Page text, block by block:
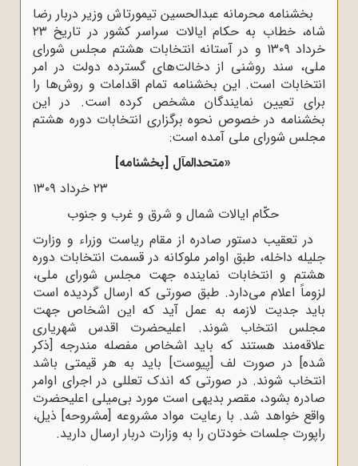
بخشنامه محرمانه عبدالحسین تیمورتاش وزیر دربار رضا
شاه، خطاب به حکام ایالات سراسر کشور در تاریخ ۲۳
خرداد ۱۳۰۹ و در آستانه انتخابات هشتم مجلس شورای
ملی، سند روشنی از دخالت‌های گسترده دولت در امر
انتخابات است. این بخشنامه تمام اقدامات و روش‌ها را
برای تعیین نمایندگان مشخص کرده است. در این
بخشنامه در خصوص نحوه برگزاری انتخابات دوره هشتم
مجلس شورای ملی آمده است:
«متحدالمآل [بخشنامه]
۲۳ خرداد ۱۳۰۹
حکّام ایالات شمال و شرق و غرب و جنوب
در تعقیب دستور صادره از مقام ریاست وزراء و وزارت
جلیله داخله، طبق اوامر ملوکانه در قسمت انتخابات دوره
هشتم و انتخابات نماینده جهت مجلس شورای ملی،
لزوماً اعلام می‌دارد. طبق صورتی که ارسال گردیده است
باید جدیت لازمه به عمل آید که این اشخاص جهت
مجلس انتخاب شوند. اعلیحضرت اقدس شهریاری
علاقه‌مند هستند که باید اشخاص مفصله مندرجه [ذکر
شده] در صورت لف [پیوست] باید به هر قیمتی باشد
انتخاب شوند. در صورتی که اندک تعللی در اجرای اوامر
صادره بشود، مقصر بدیهی است مورد بی‌میلی اعلیحضرت
واقع خواهد شد. با رعایت مواد مشروعه [مشروحه] ذیل،
راپورت جلسات خودتان را به وزارت دربار ارسال دارید.